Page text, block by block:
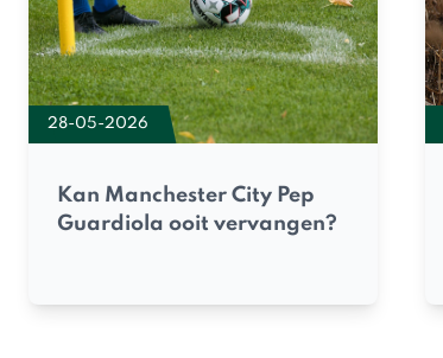
28-05-2026
Kan Manchester City Pep
Guardiola ooit vervangen?